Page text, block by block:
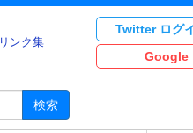
リンク集
Twitter ログ
Google
検索